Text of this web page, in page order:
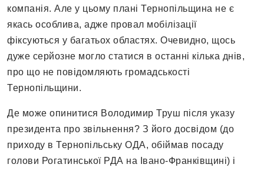
компанія. Але у цьому плані Тернопільщина не є
якась особлива, адже провал мобілізації
фіксуються у багатьох областях. Очевидно, щось
дуже серйозне могло статися в останні кілька днів,
про що не повідомляють громадськості
Тернопільщини.
Де може опинитися Володимир Труш після указу
президента про звільнення? З його досвідом (до
приходу в Тернопільську ОДА, обіймав посаду
голови Рогатинської РДА на Івано-Франківщині) і